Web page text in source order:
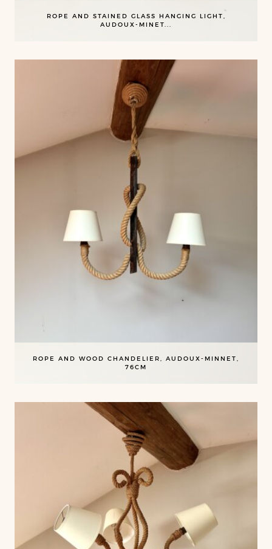
ROPE AND STAINED GLASS HANGING LIGHT,
AUDOUX-MINET...
ROPE AND WOOD CHANDELIER, AUDOUX-MINNET,
76CM